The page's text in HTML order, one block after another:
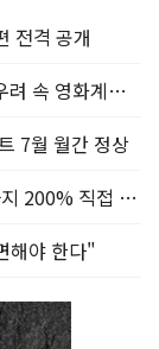
전격 공개
황정민을 흔드는 손, 사생활 논란 장기전 우려 속 영화계도 리스크
7월 월간 정상
'액션 가이' 재탄생 이동욱, 상탈 탈출 신까지 200% 직접 소화
해야 한다"